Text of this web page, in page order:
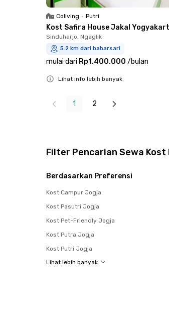
Coliving • Putri
Kost Safira House Jakal
Sinduharjo, Ngaglik
5.2 km dari babarsari
mulai dari Rp1.400.000 /bulan
Lihat info lebih banyak
1 2
Filter Pencarian Sewa
Berdasarkan Preferensi
Kost Campur Jogja
Kost Pasutri Jogja
Kost Pet-Friendly Jogja
Kost Putra Jogja
Kost Putri Jogja
Lihat lebih banyak